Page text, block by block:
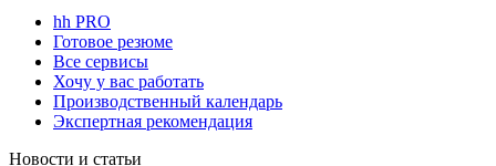
hh PRO
Готовое резюме
Все сервисы
Хочу у вас работать
Производственный календарь
Экспертная рекомендация
Новости и статьи